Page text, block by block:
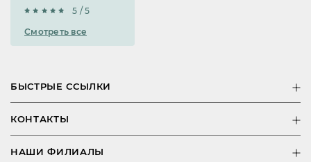
5 / 5
Смотреть все
БЫСТРЫЕ ССЫЛКИ
КОНТАКТЫ
НАШИ ФИЛИАЛЫ